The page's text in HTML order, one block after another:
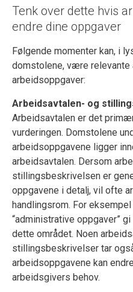
Tenk over dette hvis
endre dine oppgaver
Følgende momenter kan, i
domstolene, være relevante
arbeidsoppgaver:
Arbeidsavtalen- og
Arbeidsavtalen er det
vurderingen. Domstolene
arbeidsoppgavene ligger
arbeidsavtalen. Dersom
stillingsbeskrivelsen er
oppgavene i detalj, vil ofte
handlingsrom. For
“administrative oppgaver”
dette området. Noen
stillingsbeskrivelser tar
arbeidsoppgavene kan
arbeidsgivers behov.